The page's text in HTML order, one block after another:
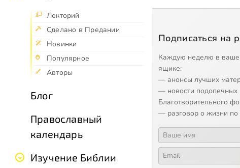
Лекторий
Сделано в Предании
Новинки
Популярное
Авторы
Блог
Православный
календарь
Изучение Библии
Подписаться на
Каждую неделю в
ящике:
— анонсы лучших
— новости подопечных
Благотворительного
— разговор о жизни по